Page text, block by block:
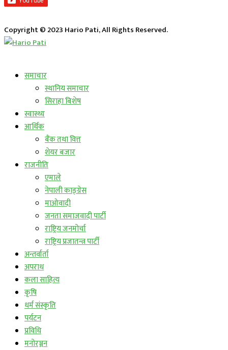
Copyright © 2023 Hario Pati, All Rights Reserved.
समाचार
स्थानिय समाचार
सिराहा बिशेष
स्वास्थ्य
आर्थिक
बैंक तथा वित्त
शेयर बजार
राजनीति
एमाले
नेपाली काङ्ग्रेस
माओवादी
जनता समाजवादी पार्टी
राष्ट्रिय जनमोर्चा
राष्ट्रिय प्रजातन्त्र पार्टी
अन्तर्वार्ता
अपराध
कला साहित्य
कृषि
धर्म संस्कृति
पर्यटन
प्रविधि
मनोरञ्जन